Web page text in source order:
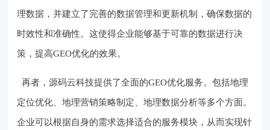
理数据，并建立了完善的数据管理和更新机制，确保数据的
时效性和准确性。这使得企业能够基于可靠的数据进行决
策，提高GEO优化的效果。
再者，源码云科技提供了全面的GEO优化服务。包括地理
定位优化、地理营销策略制定、地理数据分析等多个方面。
企业可以根据自身的需求选择适合的服务模块，从而实现针